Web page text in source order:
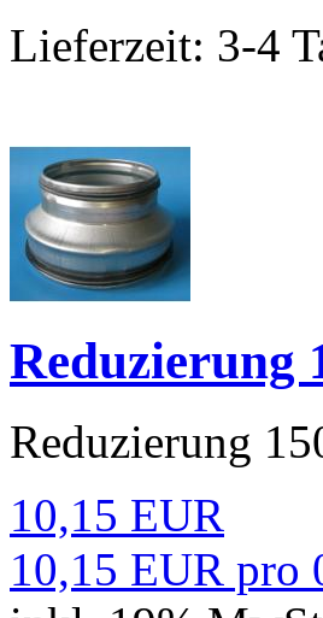
Lieferzeit: 3-4
Reduzierung
Reduzierung
10,15 EUR
10,15 EUR pro